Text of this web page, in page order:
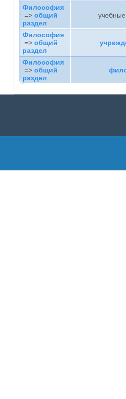
Философия
=> общий
раздел
Философия
=> общий
раздел
Философия
=> общий
раздел